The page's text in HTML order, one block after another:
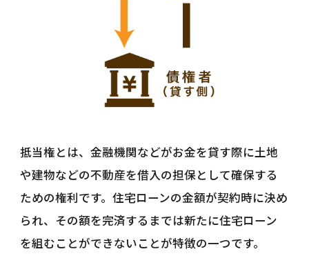
抵当権とは、金融機関などがお金を貸す際に土地
や建物などの不動産を借入の担保として確保する
ための権利です。住宅ローンの金額が契約時に決め
られ、その額を完済するまでは新たに住宅ローン
を組むことができないことが特徴の一つです。